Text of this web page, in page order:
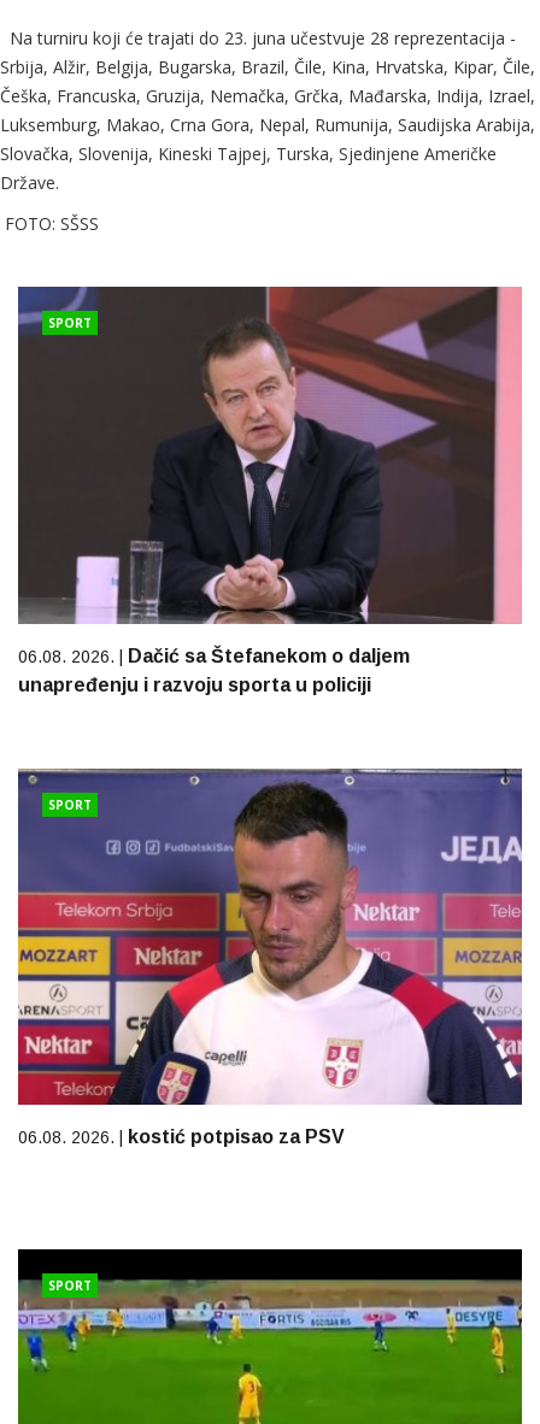
Na turniru koji će trajati do 23. juna učestvuje 28 reprezentacija -
Srbija, Alžir, Belgija, Bugarska, Brazil, Čile, Kina, Hrvatska, Kipar, Čile,
Češka, Francuska, Gruzija, Nemačka, Grčka, Mađarska, Indija, Izrael,
Luksemburg, Makao, Crna Gora, Nepal, Rumunija, Saudijska Arabija,
Slovačka, Slovenija, Kineski Tajpej, Turska, Sjedinjene Američke
Države.
FOTO: SŠSS
SPORT
06.08. 2026. |
Dačić sa Štefanekom o daljem
unapređenju i razvoju sporta u policiji
SPORT
06.08. 2026. | kostić potpisao za PSV
SPORT